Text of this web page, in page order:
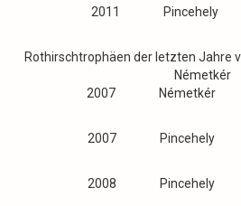
2011 Pincehely
Rothirschtrophäen der letzten Jahre
Németkér
2007 Németkér
2007 Pincehely
2008 Pincehely